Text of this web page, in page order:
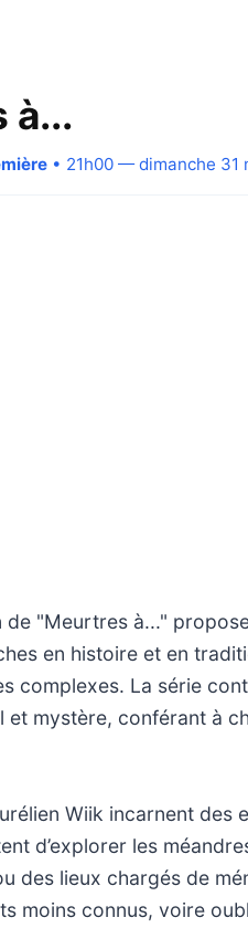
à...
• 21h00 — dimanche 31
de "Meurtres à..."
en histoire et en
complexes. La série
et mystère, conférant à
Wiik incarnent des
d’explorer les
des lieux chargés de
moins connus, voire